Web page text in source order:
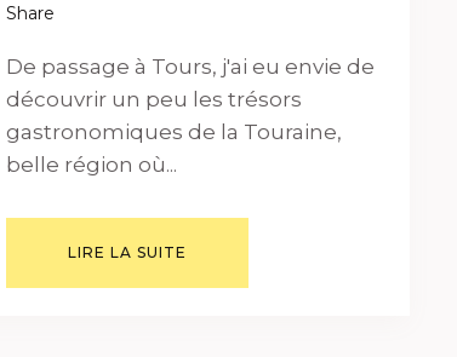
Share
De passage à Tours, j'ai eu envie de
découvrir un peu les trésors
gastronomiques de la Touraine,
belle région où...
LIRE LA SUITE